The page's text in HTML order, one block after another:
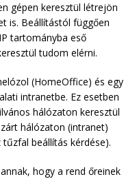
gépen keresztül létrejön
is. Beállítástól függően
tartományba eső
tudom elérni.
(HomeOffice) és egy
intranetbe. Ez esetben
hálózaton keresztül
hálózaton (intranet)
beállítás kérdése).
hogy a rend őreinek